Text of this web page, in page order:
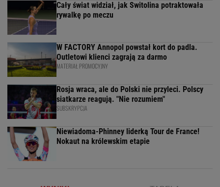
Cały świat widział, jak Switolina potraktowała
rywalkę po meczu
W FACTORY Annopol powstał kort do padla.
Outletowi klienci zagrają za darmo
MATERIAŁ PROMOCYJNY
Rosja wraca, ale do Polski nie przyleci. Polscy
siatkarze reagują. "Nie rozumiem"
SUBSKRYPCJA
Niewiadoma-Phinney liderką Tour de France!
Nokaut na królewskim etapie